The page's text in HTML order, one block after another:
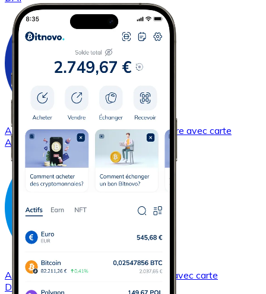
AcheterCardanoavec virement bancaire avec carte
ADA
AcheterDashavec virement bancaire
avec carte
DASH